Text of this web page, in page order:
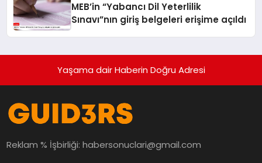
MEB’in “Yabancı Dil Yeterlilik
Sınavı”nın giriş belgeleri erişime açıldı
Yaşama dair Haberin Doğru Adresi
Reklam % İşbirliği:habersonuclari@gmail.com